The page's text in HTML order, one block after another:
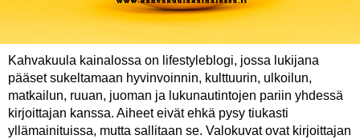
Kahvakuula kainalossa on lifestyleblogi, jossa lukijana
pääset sukeltamaan hyvinvoinnin, kulttuurin, ulkoilun,
matkailun, ruuan, juoman ja lukunautintojen pariin yhdessä
kirjoittajan kanssa. Aiheet eivät ehkä pysy tiukasti
yllämainituissa, mutta sallitaan se. Valokuvat ovat kirjoittajan